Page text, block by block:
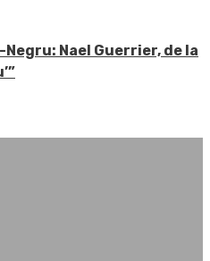
Nael Guerrier, de la